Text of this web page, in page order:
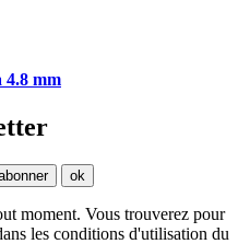
4.8 mm
moment. Vous trouverez pour
les conditions d'utilisation du